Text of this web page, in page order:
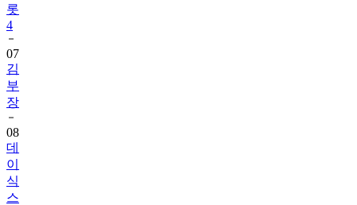
롯
4
07
김
부
장
08
데
이
식
스